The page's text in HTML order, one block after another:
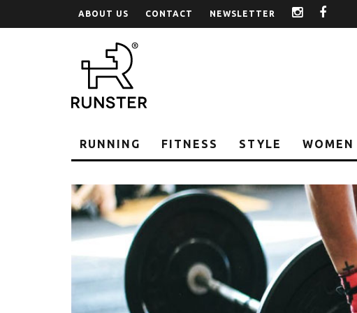
ABOUT US CONTACT NEWSLETTER instagram
RUNNING FITNESS STYLE WOMEN